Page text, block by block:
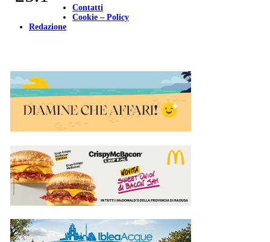
Contatti
Cookie – Policy
Redazione